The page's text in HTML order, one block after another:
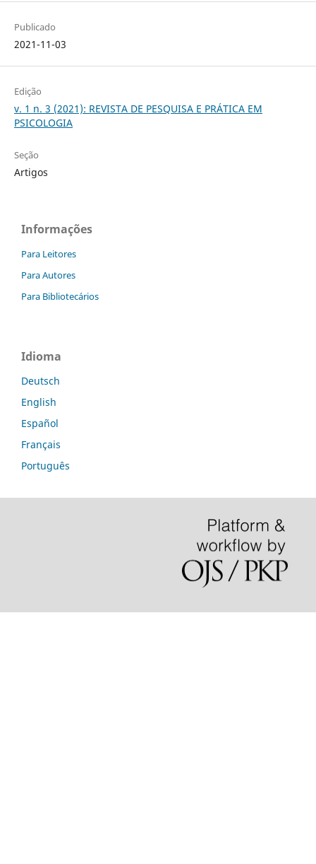
Publicado
2021-11-03
Edição
v. 1 n. 3 (2021): REVISTA DE PESQUISA E PRÁTICA EM
PSICOLOGIA
Seção
Artigos
Informações
Para Leitores
Para Autores
Para Bibliotecários
Idioma
Deutsch
English
Español
Français
Português